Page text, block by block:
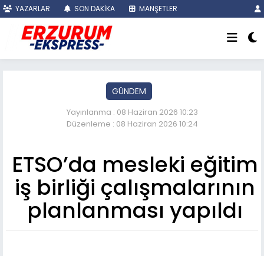
YAZARLAR SON DAKİKA MANŞETLER
GÜNDEM
Yayınlanma : 08 Haziran 2026 10:23
Düzenleme : 08 Haziran 2026 10:24
ETSO’da mesleki eğitim
iş birliği çalışmalarının
planlanması yapıldı